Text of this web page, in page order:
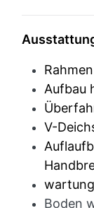
Aufbau
V-
Boden